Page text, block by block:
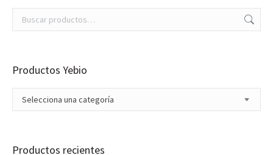
Productos Yebio
Selecciona una categoría
Productos recientes